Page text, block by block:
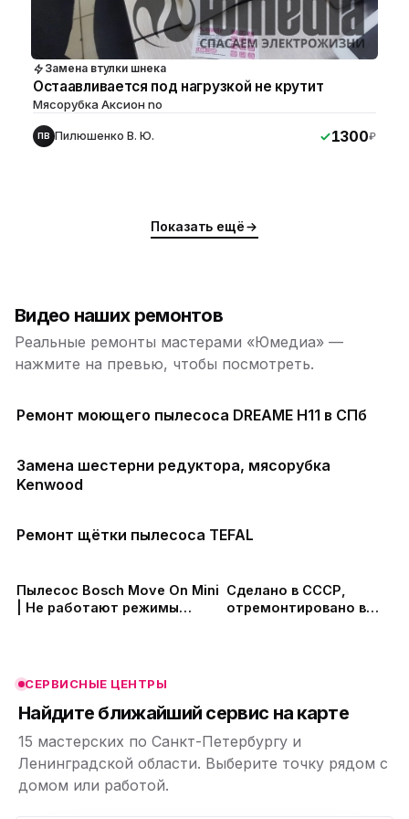
Замена втулки шнека
Остаавливается под нагрузкой не крутит
Мясорубка Аксион no
ПВ Пилюшенко В. Ю. 1300₽
Показать ещё
Видео наших ремонтов
Реальные ремонты мастерами «Юмедиа» —
нажмите на превью, чтобы посмотреть.
Ремонт моющего пылесоса DREAME H11 в СПб
Замена шестерни редуктора, мясорубка
Kenwood
Ремонт щётки пылесоса TEFAL
Пылесос Bosch Move On Mini
| Не работают режимы
Сделано в СССР,
отремонтировано в
СЕРВИСНЫЕ ЦЕНТРЫ
Найдите ближайший сервис на карте
15 мастерских по Санкт-Петербургу и
Ленинградской области. Выберите точку рядом с
домом или работой.
ю